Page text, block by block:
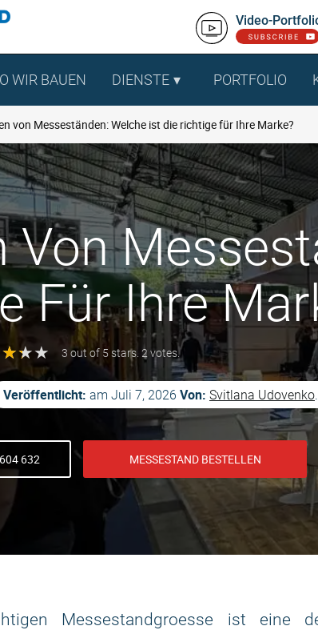
Video-
WIR BAUEN DIENSTE PORTFOLIO
von Messeständen: Welche ist die richtige für Ihre Marke?
Von
Für Ihre
★★★
★★★ 3 out of 5 stars. 2 votes.
Veröffentlicht: am Juli 7, 2026 Von: Svitlana Udovenko.
632 MESSESTAND BESTELLEN
Messestandgroesse ist eine